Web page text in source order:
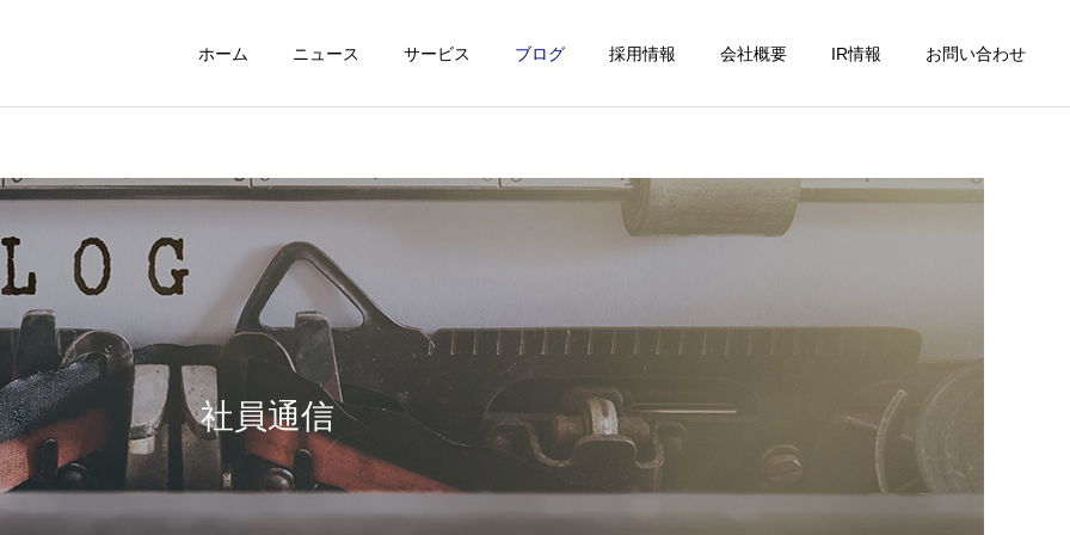
ホーム ニュース サービス ブログ 採用情報 会社概要 IR情報 お問い合わせ
社員通信